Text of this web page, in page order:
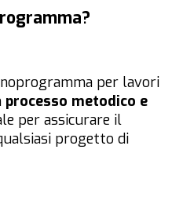
per lavori
processo metodico e
per assicurare il
progetto di